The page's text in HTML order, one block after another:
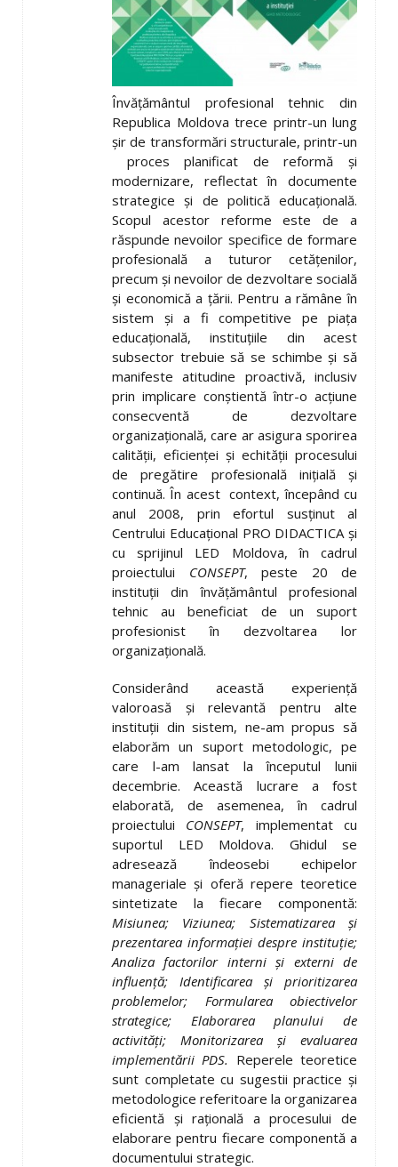
Învățământul profesional tehnic din
Republica Moldova trece printr-un lung
șir de transformări structurale, printr-un
proces planificat de reformă și
modernizare, reflectat în documente
strategice și de politică educațională.
Scopul acestor reforme este de a
răspunde nevoilor specifice de formare
profesională a tuturor cetățenilor,
precum și nevoilor de dezvoltare socială
și economică a țării. Pentru a rămâne în
sistem și a fi competitive pe piața
educațională, instituțiile din acest
subsector trebuie să se schimbe și să
manifeste atitudine proactivă, inclusiv
prin implicare conștientă într-o acțiune
consecventă de dezvoltare
organizațională, care ar asigura sporirea
calității, eficienței și echității procesului
de pregătire profesională inițială și
continuă. În acest context, începând cu
anul 2008, prin efortul susținut al
Centrului Educațional PRO DIDACTICA și
cu sprijinul LED Moldova, în cadrul
proiectului CONSEPT, peste 20 de
instituții din învățământul profesional
tehnic au beneficiat de un suport
profesionist în dezvoltarea lor
organizațională.
Considerând această experiență
valoroasă și relevantă pentru alte
instituții din sistem, ne-am propus să
elaborăm un suport metodologic, pe
care l-am lansat la începutul lunii
decembrie. Această lucrare a fost
elaborată, de asemenea, în cadrul
proiectului CONSEPT, implementat cu
suportul LED Moldova. Ghidul se
adresează îndeosebi echipelor
manageriale și oferă repere teoretice
sintetizate la fiecare componentă:
Misiunea; Viziunea; Sistematizarea și
prezentarea informației despre instituție;
Analiza factorilor interni și externi de
influență; Identificarea și prioritizarea
problemelor; Formularea obiectivelor
strategice; Elaborarea planului de
activități; Monitorizarea și evaluarea
implementării PDS. Reperele teoretice
sunt completate cu sugestii practice și
metodologice referitoare la organizarea
eficientă și rațională a procesului de
elaborare pentru fiecare componentă a
documentului strategic.